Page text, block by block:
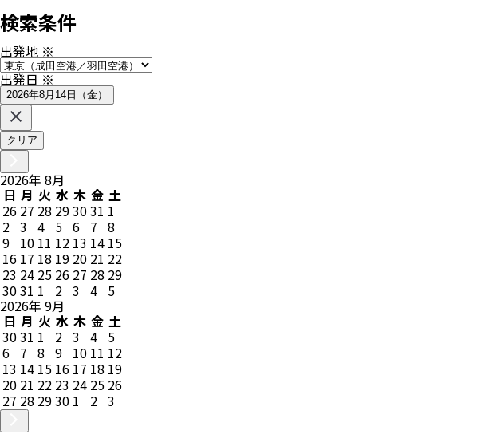
検索条件
出発地 ※
出発日※
2026年8月14日（金）
クリア
2026年 8月
日 月 火 水 木 金 土
26 27 28 293031 1
2 3 4 5 6 7 8
9 10 11 12 13 14 15
16 17 18 19 20 21 22
23 24 25 26 27 28 29
3031 1 2 3 4 5
2026年 9月
日 月 火 水 木 金 土
3031 1 2 3 4 5
6 7 8 9 10 11 12
13 14 15 16 17 18 19
20 21 22 23 24 25 26
27 28 2930 1 2 3